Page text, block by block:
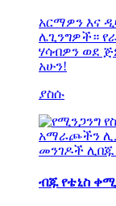
አርማዎን እና
ሌጊንግዎች።
ሃሳብዎን ወደ
አሁን!
ያስሱ
ብጁ የቴኒስ